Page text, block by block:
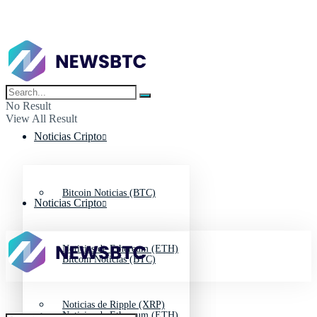
No Result
View All Result
Noticias Cripto
Bitcoin Noticias (BTC)
Noticias de Ethereum (ETH)
Noticias de Ripple (XRP)
Noticias Cripto
Bitcoin Noticias (BTC)